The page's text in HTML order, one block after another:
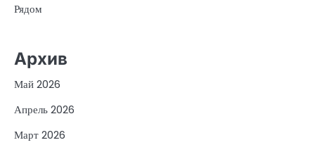
Рядом
Архив
Май 2026
Апрель 2026
Март 2026